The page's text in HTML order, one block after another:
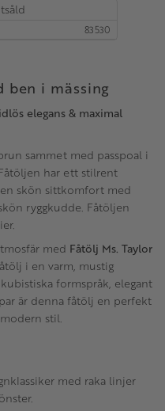
83530
ben i mässing
elegans & maximal
sammet med passpoal i
har ett stilrent
skön sittkomfort med
ryggkudde. Fåtöljen
med Fåtölj Ms. Taylor
i en varm, mustig
formspråk, elegant
är denna fåtölj en perfekt
stil.
med raka linjer